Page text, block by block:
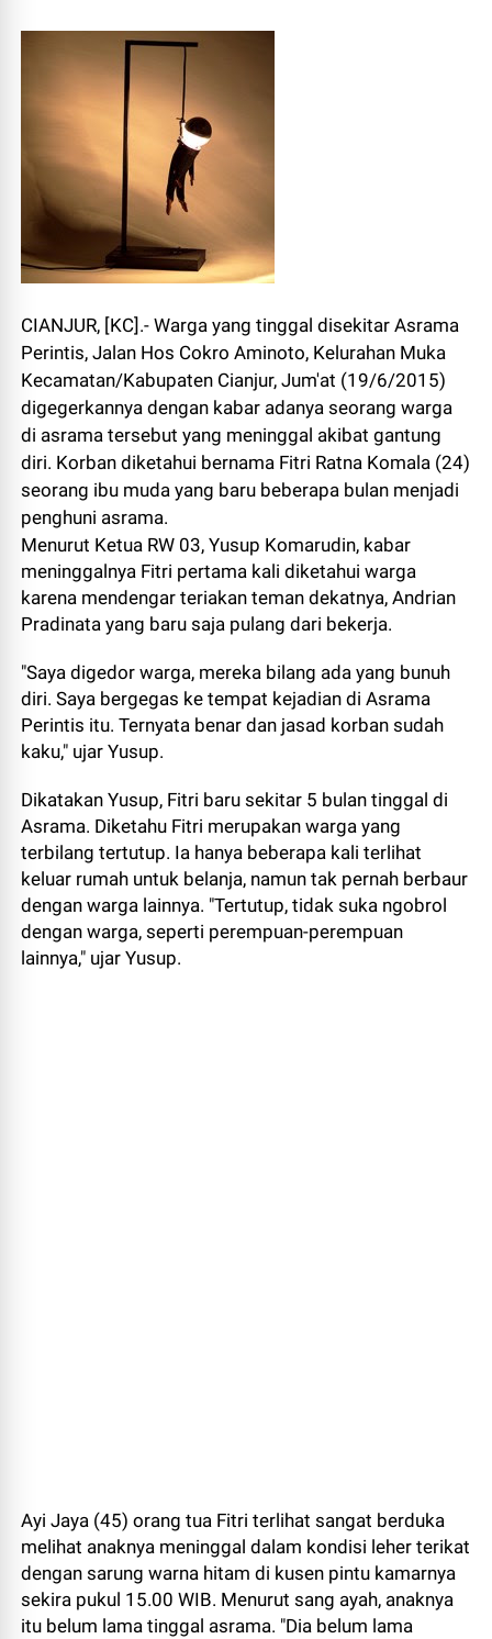
CIANJUR, [KC].- Warga yang tinggal disekitar Asrama
Perintis, Jalan Hos Cokro Aminoto, Kelurahan Muka
Kecamatan/Kabupaten Cianjur, Jum'at (19/6/2015)
digegerkannya dengan kabar adanya seorang warga
di asrama tersebut yang meninggal akibat gantung
diri. Korban diketahui bernama Fitri Ratna Komala (24)
seorang ibu muda yang baru beberapa bulan menjadi
penghuni asrama.
Menurut Ketua RW 03, Yusup Komarudin, kabar
meninggalnya Fitri pertama kali diketahui warga
karena mendengar teriakan teman dekatnya, Andrian
Pradinata yang baru saja pulang dari bekerja.
"Saya digedor warga, mereka bilang ada yang bunuh
diri. Saya bergegas ke tempat kejadian di Asrama
Perintis itu. Ternyata benar dan jasad korban sudah
kaku," ujar Yusup.
Dikatakan Yusup, Fitri baru sekitar 5 bulan tinggal di
Asrama. Diketahu Fitri merupakan warga yang
terbilang tertutup. Ia hanya beberapa kali terlihat
keluar rumah untuk belanja, namun tak pernah berbaur
dengan warga lainnya. "Tertutup, tidak suka ngobrol
dengan warga, seperti perempuan-perempuan
lainnya," ujar Yusup.
Ayi Jaya (45) orang tua Fitri terlihat sangat berduka
melihat anaknya meninggal dalam kondisi leher terikat
dengan sarung warna hitam di kusen pintu kamarnya
sekira pukul 15.00 WIB. Menurut sang ayah, anaknya
itu belum lama tinggal asrama. "Dia belum lama